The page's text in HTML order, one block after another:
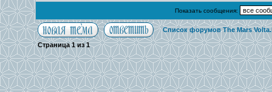
Показать сообщения:
Список форумов The Mars
Страница1из1